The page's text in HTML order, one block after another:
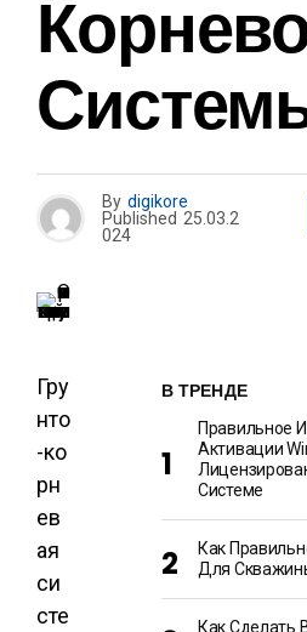
By digikore
Published 25.03.2
024
Гру
нто
-ко
рн
ев
ая
си
сте
В ТРЕНДЕ
Правильное
Активации
Системе
Как
Для
Как Сделать